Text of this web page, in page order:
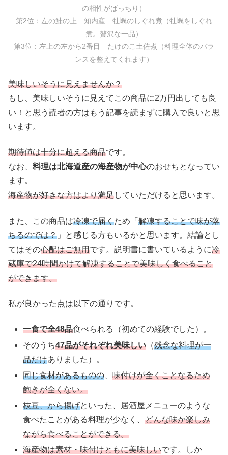
の相性がばっちり）
第2位：左の鮭の上 知内産 牡蠣のしぐれ煮（牡蠣をしぐれ
煮。贅沢な一品）
第3位：左上の左から2番目 たけのこ土佐煮（料理全体のバラ
ンスを整えてくれます）
美味しいそうに見えませんか？
もし、美味しいそうに見えてこの商品に2万円出しても良
い！と思う読者の方はもう記事を読まずに購入で良いと思
います。
期待値は十分に超える商品です。
なお、 料理は北海道産の海産物が中心のおせちとなってい
ます。
海産物が好きな方はより満足していただけると思います。
また、この商品は冷凍で届くため「 解凍することで味が落
ちるのでは？ 」と感じる方もいるかと思います。結論とし
てはその心配はご無用です。説明書に書いているように冷
蔵庫で24時間かけて解凍することで美味しく食べること
ができます。
私が良かった点は以下の通りです。
一食で全48品食べられる（初めての経験でした）。
そのうち47品がそれぞれ美味しい （残念な料理が一
品だけありました）。
同じ食材があるものの 、味付けが全くことなるため
飽きが全くない。
枝豆、から揚げといった、居酒屋メニューのような
食べたことがある料理が少なく、どんな味か楽しみ
ながら食べることができる。
海産物は素材・味付けともに美味しいです。しか